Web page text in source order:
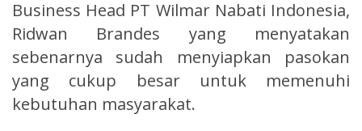
Business Head PT Wilmar Nabati Indonesia,
Ridwan Brandes yang menyatakan
sebenarnya sudah menyiapkan pasokan
yang cukup besar untuk memenuhi
kebutuhan masyarakat.